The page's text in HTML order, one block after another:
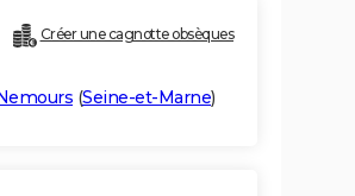
Créer une cagnotte obsèques
(Seine-et-Marne)